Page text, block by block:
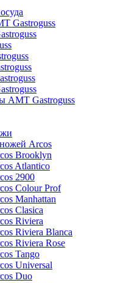
Gastroguss
AMT Gastroguss
Arcos
Brooklyn
Atlantico
2900
Colour Prof
Manhattan
Clasica
Riviera
Riviera Blanca
Riviera Rose
Tango
Universal
Duo